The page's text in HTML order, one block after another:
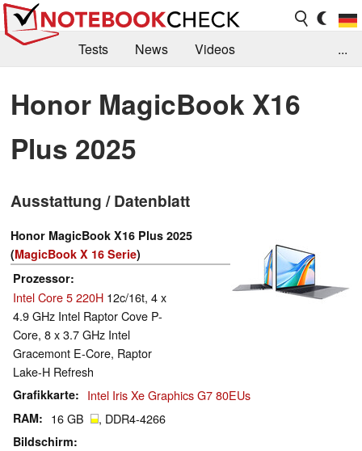
Tests News
Videos
Kaufberatung
Deals Suche
Jobs
Forum
...
Honor MagicBook X16
Plus 2025
Ausstattung / Datenblatt
Honor MagicBook X16 Plus 2025
(MagicBook X 16 Serie)
Prozessor
Intel Core 5 220H 12c/16t, 4 x
4.9 GHz Intel Raptor Cove P-
Core, 8 x 3.7 GHz Intel
Gracemont E-Core, Raptor
Lake-H Refresh
Grafikkarte Intel Iris Xe Graphics G7 80EUs
RAM 16 GB , DDR4-4266
Bildschirm